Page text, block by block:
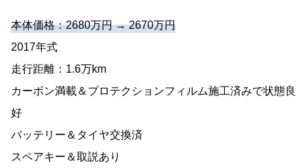
本体価格：2680万円 → 2670万円
2017年式
走行距離：1.6万km
カーボン満載＆プロテクションフィルム施工済みで状態良
好
バッテリー＆タイヤ交換済
スペアキー＆取説あり